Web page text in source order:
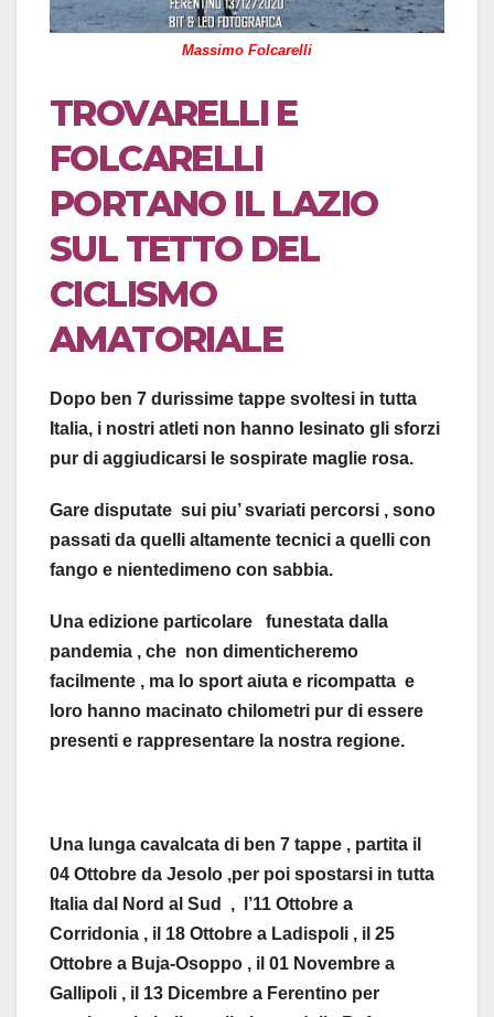
Massimo Folcarelli
TROVARELLI E
FOLCARELLI
PORTANO IL LAZIO
SUL TETTO DEL
CICLISMO
AMATORIALE
Dopo ben 7 durissime tappe svoltesi in tutta
Italia, i nostri atleti non hanno lesinato gli sforzi
pur di aggiudicarsi le sospirate maglie rosa.
Gare disputate sui piu’ svariati percorsi , sono
passati da quelli altamente tecnici a quelli con
fango e nientedimeno con sabbia.
Una edizione particolare funestata dalla
pandemia , che non dimenticheremo
facilmente , ma lo sport aiuta e ricompatta e
loro hanno macinato chilometri pur di essere
presenti e rappresentare la nostra regione.
Una lunga cavalcata di ben 7 tappe , partita il
04 Ottobre da Jesolo ,per poi spostarsi in tutta
Italia dal Nord al Sud , l’11 Ottobre a
Corridonia , il 18 Ottobre a Ladispoli , il 25
Ottobre a Buja-Osoppo , il 01 Novembre a
Gallipoli , il 13 Dicembre a Ferentino per